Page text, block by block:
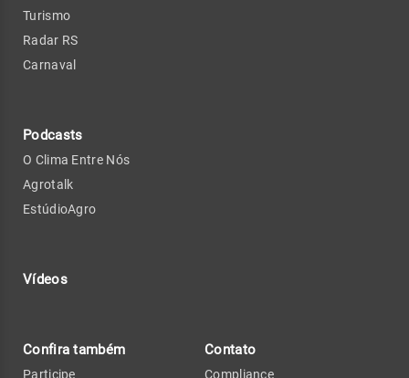
Turismo
Radar RS
Carnaval
Podcasts
O Clima Entre Nós
Agrotalk
EstúdioAgro
Vídeos
Confira também
Participe
Contato
Compliance